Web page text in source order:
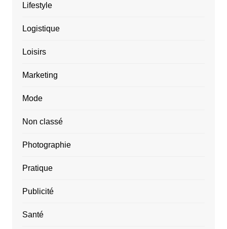
Lifestyle
Logistique
Loisirs
Marketing
Mode
Non classé
Photographie
Pratique
Publicité
Santé